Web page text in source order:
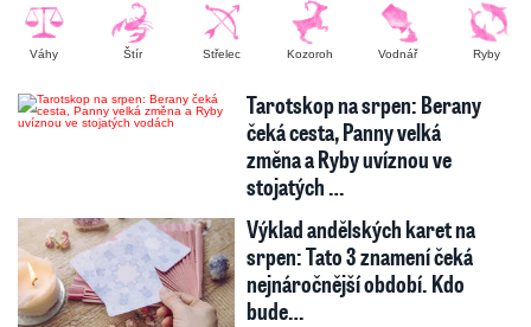
Váhy Štír Střelec Kozoroh Vodnář Ryby
Tarotskop na srpen: Berany
čeká cesta, Panny velká
změna a Ryby uvíznou ve
stojatých …
Výklad andělských karet na
srpen: Tato 3 znamení čeká
nejnáročnější období. Kdo
bude…